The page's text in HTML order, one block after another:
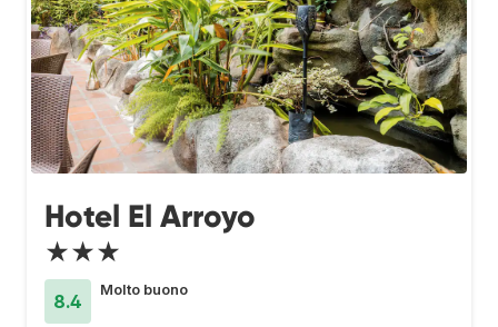
Hotel El Arroyo
★★★
8.4
Molto buono